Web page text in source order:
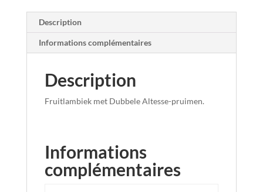
Description
Informations complémentaires
Description
Fruitlambiek met Dubbele Altesse-pruimen.
Informations
complémentaires